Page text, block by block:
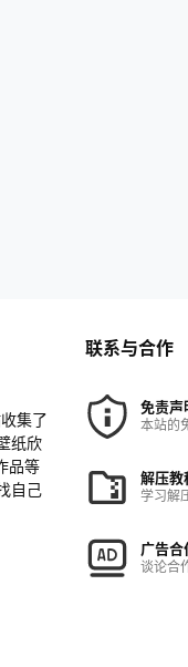
集了
纸欣
品等
自己
联系与合作
免责声
本站的
解压教
学习解
广告合
谈论合